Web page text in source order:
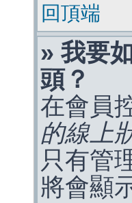
回頂端
» 我要
頭？
在會員
的線上
只有管
將會顯